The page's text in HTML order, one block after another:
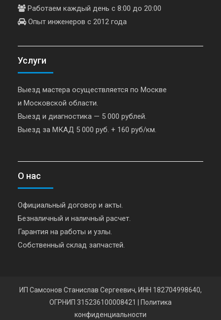
Работаем каждый день с 8:00 до 20:00
Опыт инженеров с 2012 года
Услуги
Выезд мастера осуществляется по Москве
и Московской области.
Выезд и диагностика — 5 000 рублей.
Выезд за МКАД 5 000 руб. + 160 руб/км.
О нас
Официальный договор и акты.
Безналичный и наличный расчет.
Гарантия на работы и узлы.
Собственный склад запчастей.
ИП Самсонов Станислав Сергеевич, ИНН 182704998640,
ОГРНИП 315236100008421
Политика
конфиденциальности